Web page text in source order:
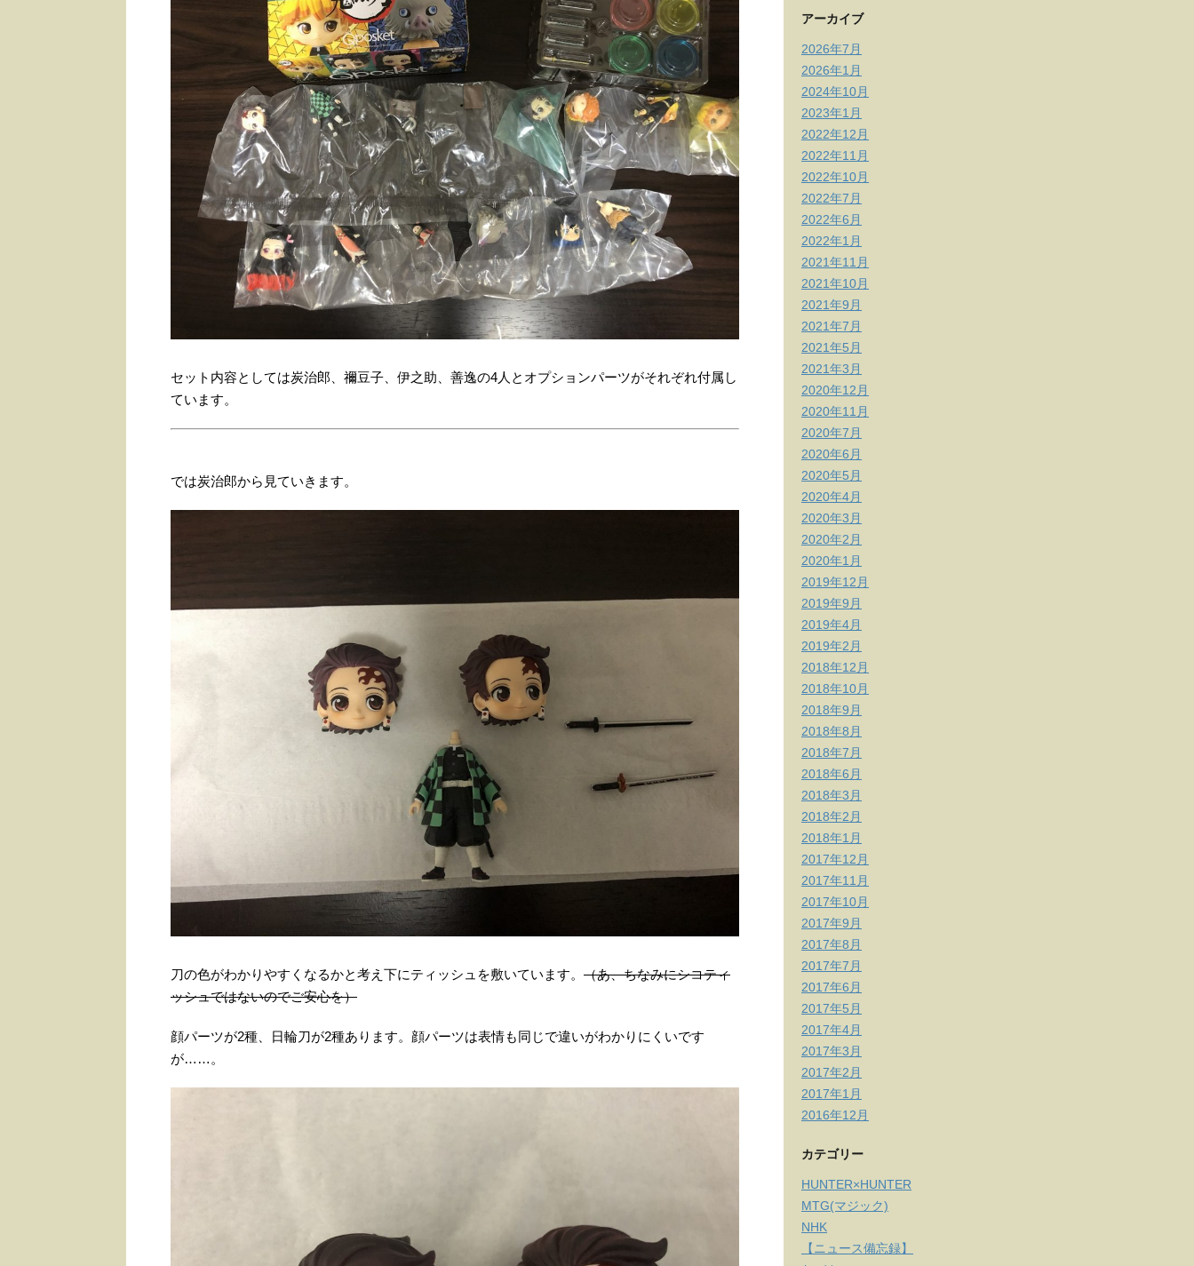
セット内容としては炭治郎、禰豆子、伊之助、善逸の4人とオプションパーツがそれぞれ付属し
ています。
では炭治郎から見ていきます。
刀の色がわかりやすくなるかと考え下にティッシュを敷いています。 （あ、ちなみにシコティ
ッシュではないのでご安心を）
顔パーツが2種、日輪刀が2種あります。顔パーツは表情も同じで違いがわかりにくいです
が……。
アーカイブ
2026年7月
2026年1月
2024年10月
2023年1月
2022年12月
2022年11月
2022年10月
2022年7月
2022年6月
2022年1月
2021年11月
2021年10月
2021年9月
2021年7月
2021年5月
2021年3月
2020年12月
2020年11月
2020年7月
2020年6月
2020年5月
2020年4月
2020年3月
2020年2月
2020年1月
2019年12月
2019年9月
2019年4月
2019年2月
2018年12月
2018年10月
2018年9月
2018年8月
2018年7月
2018年6月
2018年3月
2018年2月
2018年1月
2017年12月
2017年11月
2017年10月
2017年9月
2017年8月
2017年7月
2017年6月
2017年5月
2017年4月
2017年3月
2017年2月
2017年1月
2016年12月
カテゴリー
HUNTER×HUNTER
MTG(マジック)
NHK
【ニュース備忘録】